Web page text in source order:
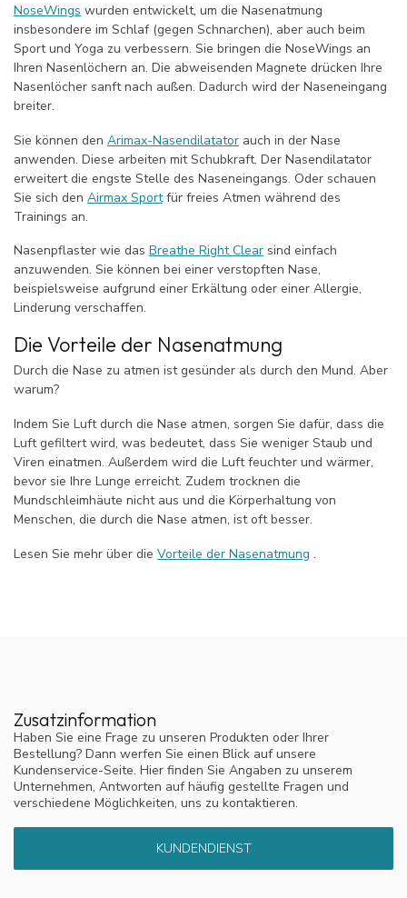
NoseWings wurden entwickelt, um die Nasenatmung
insbesondere im Schlaf (gegen Schnarchen), aber auch beim
Sport und Yoga zu verbessern. Sie bringen die NoseWings an
Ihren Nasenlöchern an. Die abweisenden Magnete drücken Ihre
Nasenlöcher sanft nach außen. Dadurch wird der Naseneingang
breiter.
Sie können den Arimax-Nasendilatator auch in der Nase
anwenden. Diese arbeiten mit Schubkraft. Der Nasendilatator
erweitert die engste Stelle des Naseneingangs. Oder schauen
Sie sich den Airmax Sportfür freies Atmen während des
Trainings an.
Nasenpflaster wie das Breathe Right Clear sind einfach
anzuwenden. Sie können bei einer verstopften Nase,
beispielsweise aufgrund einer Erkältung oder einer Allergie,
Linderung verschaffen.
Die Vorteile der Nasenatmung
Durch die Nase zu atmen ist gesünder als durch den Mund. Aber
warum?
Indem Sie Luft durch die Nase atmen, sorgen Sie dafür, dass die
Luft gefiltert wird, was bedeutet, dass Sie weniger Staub und
Viren einatmen. Außerdem wird die Luft feuchter und wärmer,
bevor sie Ihre Lunge erreicht. Zudem trocknen die
Mundschleimhäute nicht aus und die Körperhaltung von
Menschen, die durch die Nase atmen, ist oft besser.
Lesen Sie mehr über die Vorteile der Nasenatmung .
Zusatzinformation
Haben Sie eine Frage zu unseren Produkten oder Ihrer
Bestellung? Dann werfen Sie einen Blick auf unsere
Kundenservice-Seite. Hier finden Sie Angaben zu unserem
Unternehmen, Antworten auf häufig gestellte Fragen und
verschiedene Möglichkeiten, uns zu kontaktieren.
KUNDENDIENST